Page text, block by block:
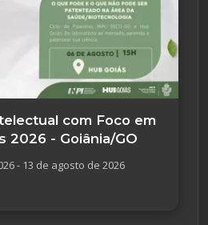
com Foco em
2026 - Goiânia/GO
- 13 de agosto de 2026